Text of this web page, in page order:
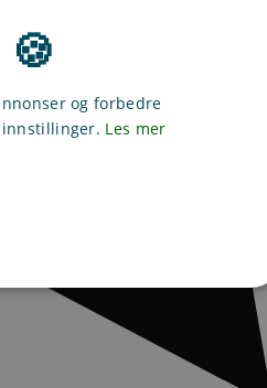
og forbedre
innstillinger. Les mer